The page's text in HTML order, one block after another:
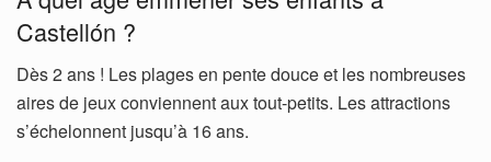
Castellón ?
Dès 2 ans ! Les plages en pente douce et les nombreuses
aires de jeux conviennent aux tout-petits. Les attractions
s’échelonnent jusqu’à 16 ans.